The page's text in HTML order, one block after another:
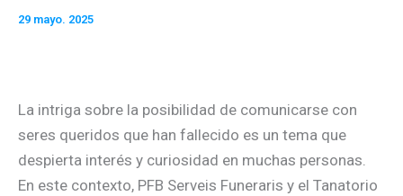
29 mayo. 2025
La intriga sobre la posibilidad de comunicarse con
seres queridos que han fallecido es un tema que
despierta interés y curiosidad en muchas personas.
En este contexto, PFB Serveis Funeraris y el Tanatorio